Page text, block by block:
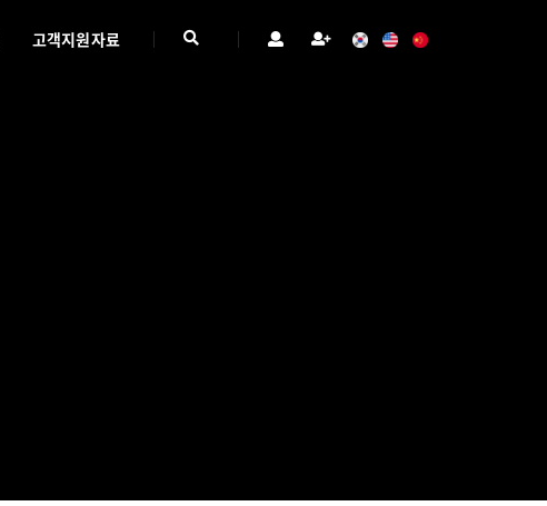
고객지원자료